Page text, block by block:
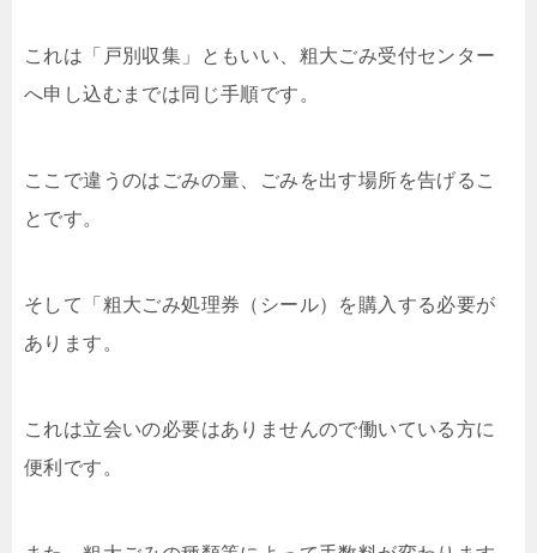
これは「戸別収集」ともいい、粗大ごみ受付センター
へ申し込むまでは同じ手順です。
ここで違うのはごみの量、ごみを出す場所を告げるこ
とです。
そして「粗大ごみ処理券（シール）を購入する必要が
あります。
これは立会いの必要はありませんので働いている方に
便利です。